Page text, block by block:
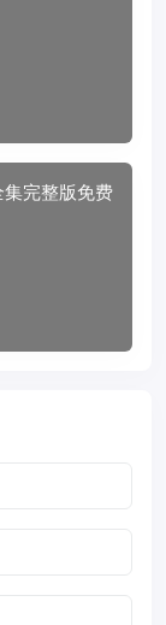
集完整版免费